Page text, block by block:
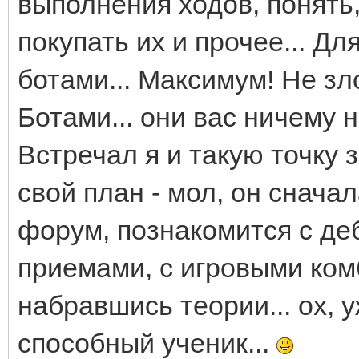
покупать их и прочее...
ботами... Максимум! Не
Ботами... они вас ничему
Встречал я и такую точку
свой план - мол, он
форум, познакомится с
приемами, с игровыми
набравшись теории... ох,
способный ученик...